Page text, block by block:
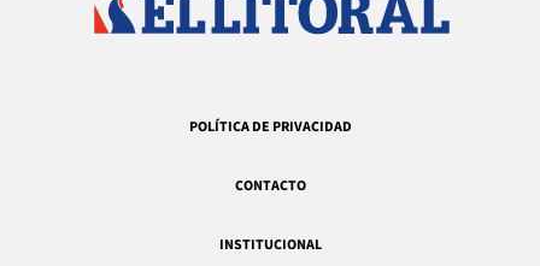
POLÍTICA DE PRIVACIDAD
CONTACTO
INSTITUCIONAL